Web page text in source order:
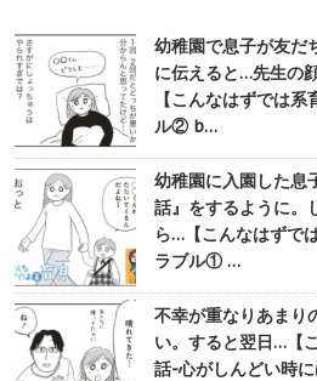
幼稚園で息子が友だ
に伝えると…先生の
【こんなはずでは
ル② b…
幼稚園に入園した息
話』をするように。
ら…【こんなはずで
ラブル① …
不幸が重なりあまり
い。すると翌日…【
話-心がしんどい時